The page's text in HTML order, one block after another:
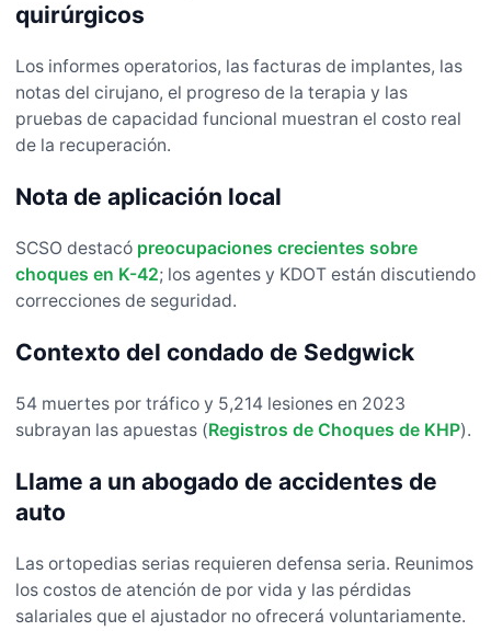
quirúrgicos
Los informes operatorios, las facturas de implantes, las
notas del cirujano, el progreso de la terapia y las
pruebas de capacidad funcional muestran el costo real
de la recuperación.
Nota de aplicación local
SCSO destacó preocupaciones crecientes sobre
choques en K-42; los agentes y KDOT están discutiendo
correcciones de seguridad.
Contexto del condado de Sedgwick
54 muertes por tráfico y 5,214 lesiones en 2023
subrayan las apuestas (Registros de Choques de KHP).
Llame a un abogado de accidentes de
auto
Las ortopedias serias requieren defensa seria. Reunimos
los costos de atención de por vida y las pérdidas
salariales que el ajustador no ofrecerá voluntariamente.